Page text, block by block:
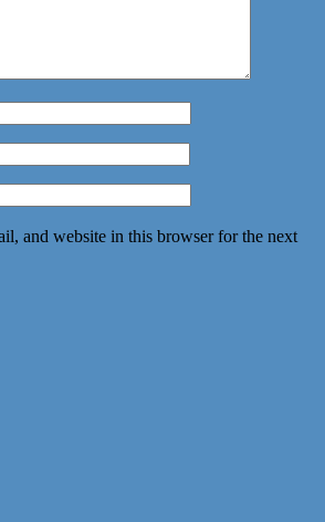
and website in this browser for the next